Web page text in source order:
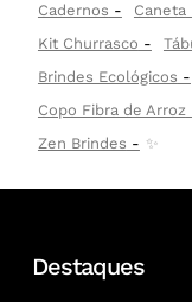
Cadernos
Caneta
Kit Churrasco
Brindes Ecológicos
Copo Fibra de Arroz
Zen Brindes
✨
Destaques